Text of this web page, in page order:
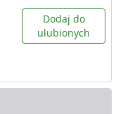
Dodaj do
ulubionych